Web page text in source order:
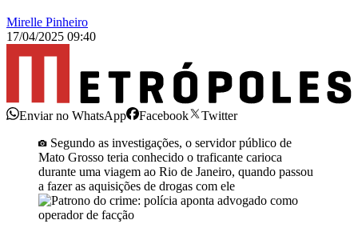
Mirelle Pinheiro
17/04/2025 09:40
Enviar no WhatsApp Facebook
Twitter
Segundo as investigações, o servidor público de
Mato Grosso teria conhecido o traficante carioca
durante uma viagem ao Rio de Janeiro, quando passou
a fazer as aquisições de drogas com ele